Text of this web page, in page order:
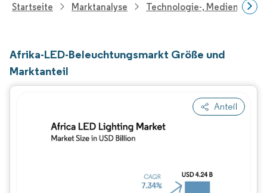
Startseite Marktanalyse Technologie-, Medien- Und
Afrika-LED-Beleuchtungsmarkt Größe und
Marktanteil
Anteil